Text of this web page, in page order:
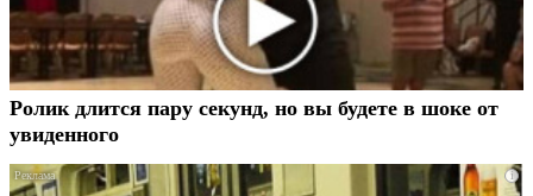
Ролик длится пару секунд, но вы будете в шоке от
увиденного
i